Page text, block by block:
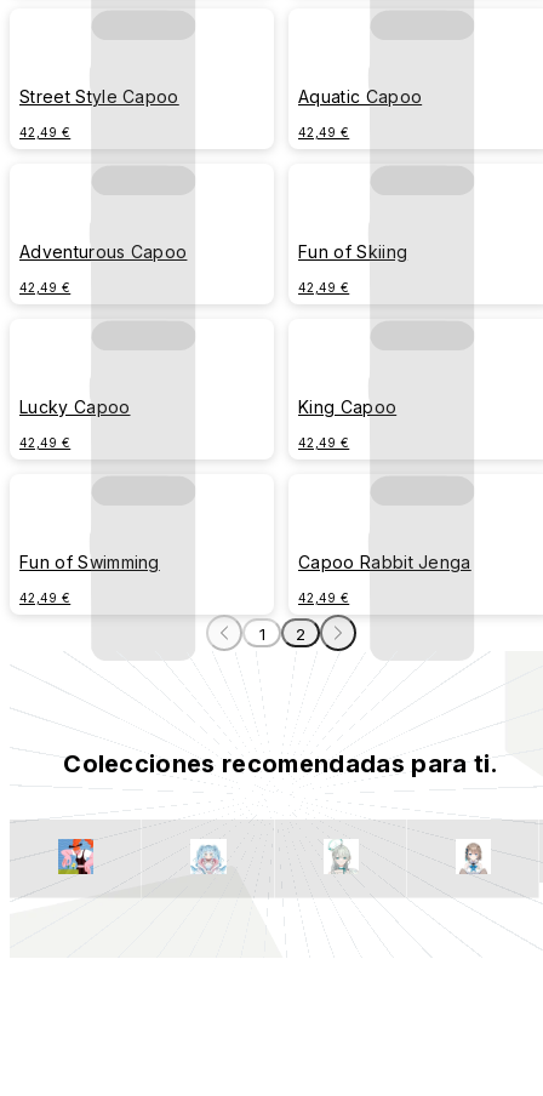
Street Style Capoo
42,49 €
Aquatic Capoo
42,49 €
Adventurous Capoo
42,49 €
Fun of Skiing
42,49 €
Lucky Capoo
42,49 €
King Capoo
42,49 €
Fun of Swimming
42,49 €
Capoo Rabbit Jenga
42,49 €
1 2
Colecciones recomendadas para ti.